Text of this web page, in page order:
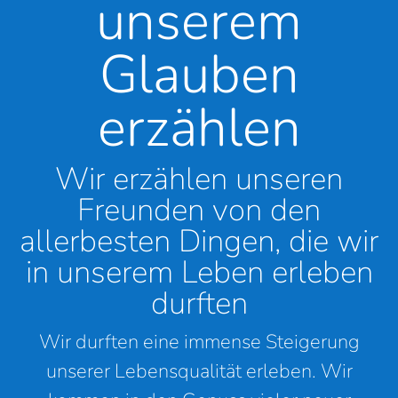
unserem
Glauben
erzählen
Wir erzählen unseren
Freunden von den
allerbesten Dingen, die wir
in unserem Leben erleben
durften
Wir durften eine immense Steigerung
unserer Lebensqualität erleben. Wir